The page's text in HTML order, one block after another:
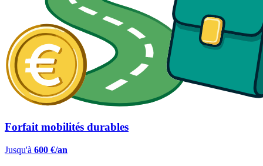
Forfait mobilités durables
Jusqu'à 600 €/an